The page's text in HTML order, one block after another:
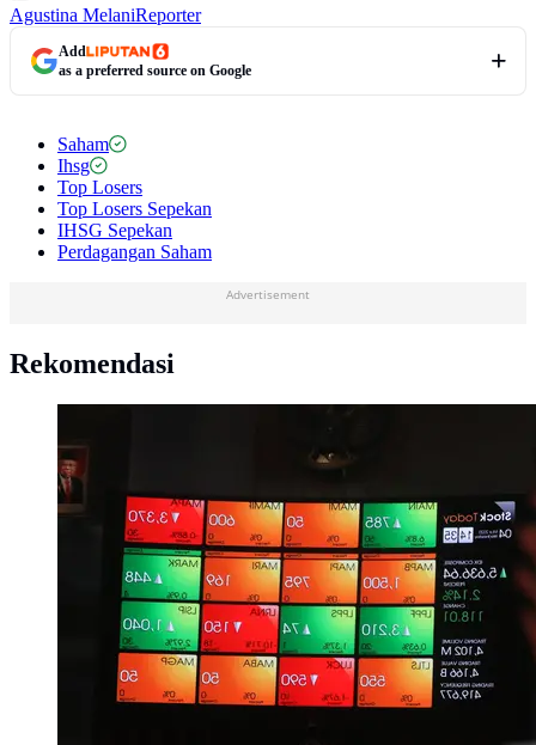
Agustina MelaniReporter
Add
as a preferred source on Google
Saham
Ihsg
Top Losers
Top Losers Sepekan
IHSG Sepekan
Perdagangan Saham
Advertisement
Rekomendasi